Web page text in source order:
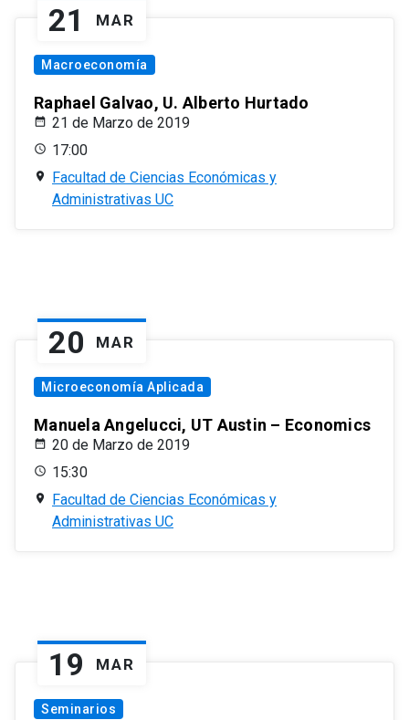
21 MAR
Macroeconomía
Raphael Galvao, U. Alberto Hurtado
21 de Marzo de 2019
17:00
Facultad de Ciencias Económicas y
Administrativas UC
20 MAR
Microeconomía Aplicada
Manuela Angelucci, UT Austin – Economics
20 de Marzo de 2019
15:30
Facultad de Ciencias Económicas y
Administrativas UC
19 MAR
Seminarios